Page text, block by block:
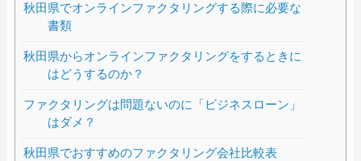
秋田県でオンラインファクタリングする際に必要な
書類
秋田県からオンラインファクタリングをするときに
はどうするのか？
ファクタリングは問題ないのに「ビジネスローン」
はダメ？
秋田県でおすすめのファクタリング会社比較表